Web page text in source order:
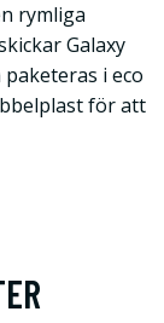
rymliga
Galaxy
i eco
för att